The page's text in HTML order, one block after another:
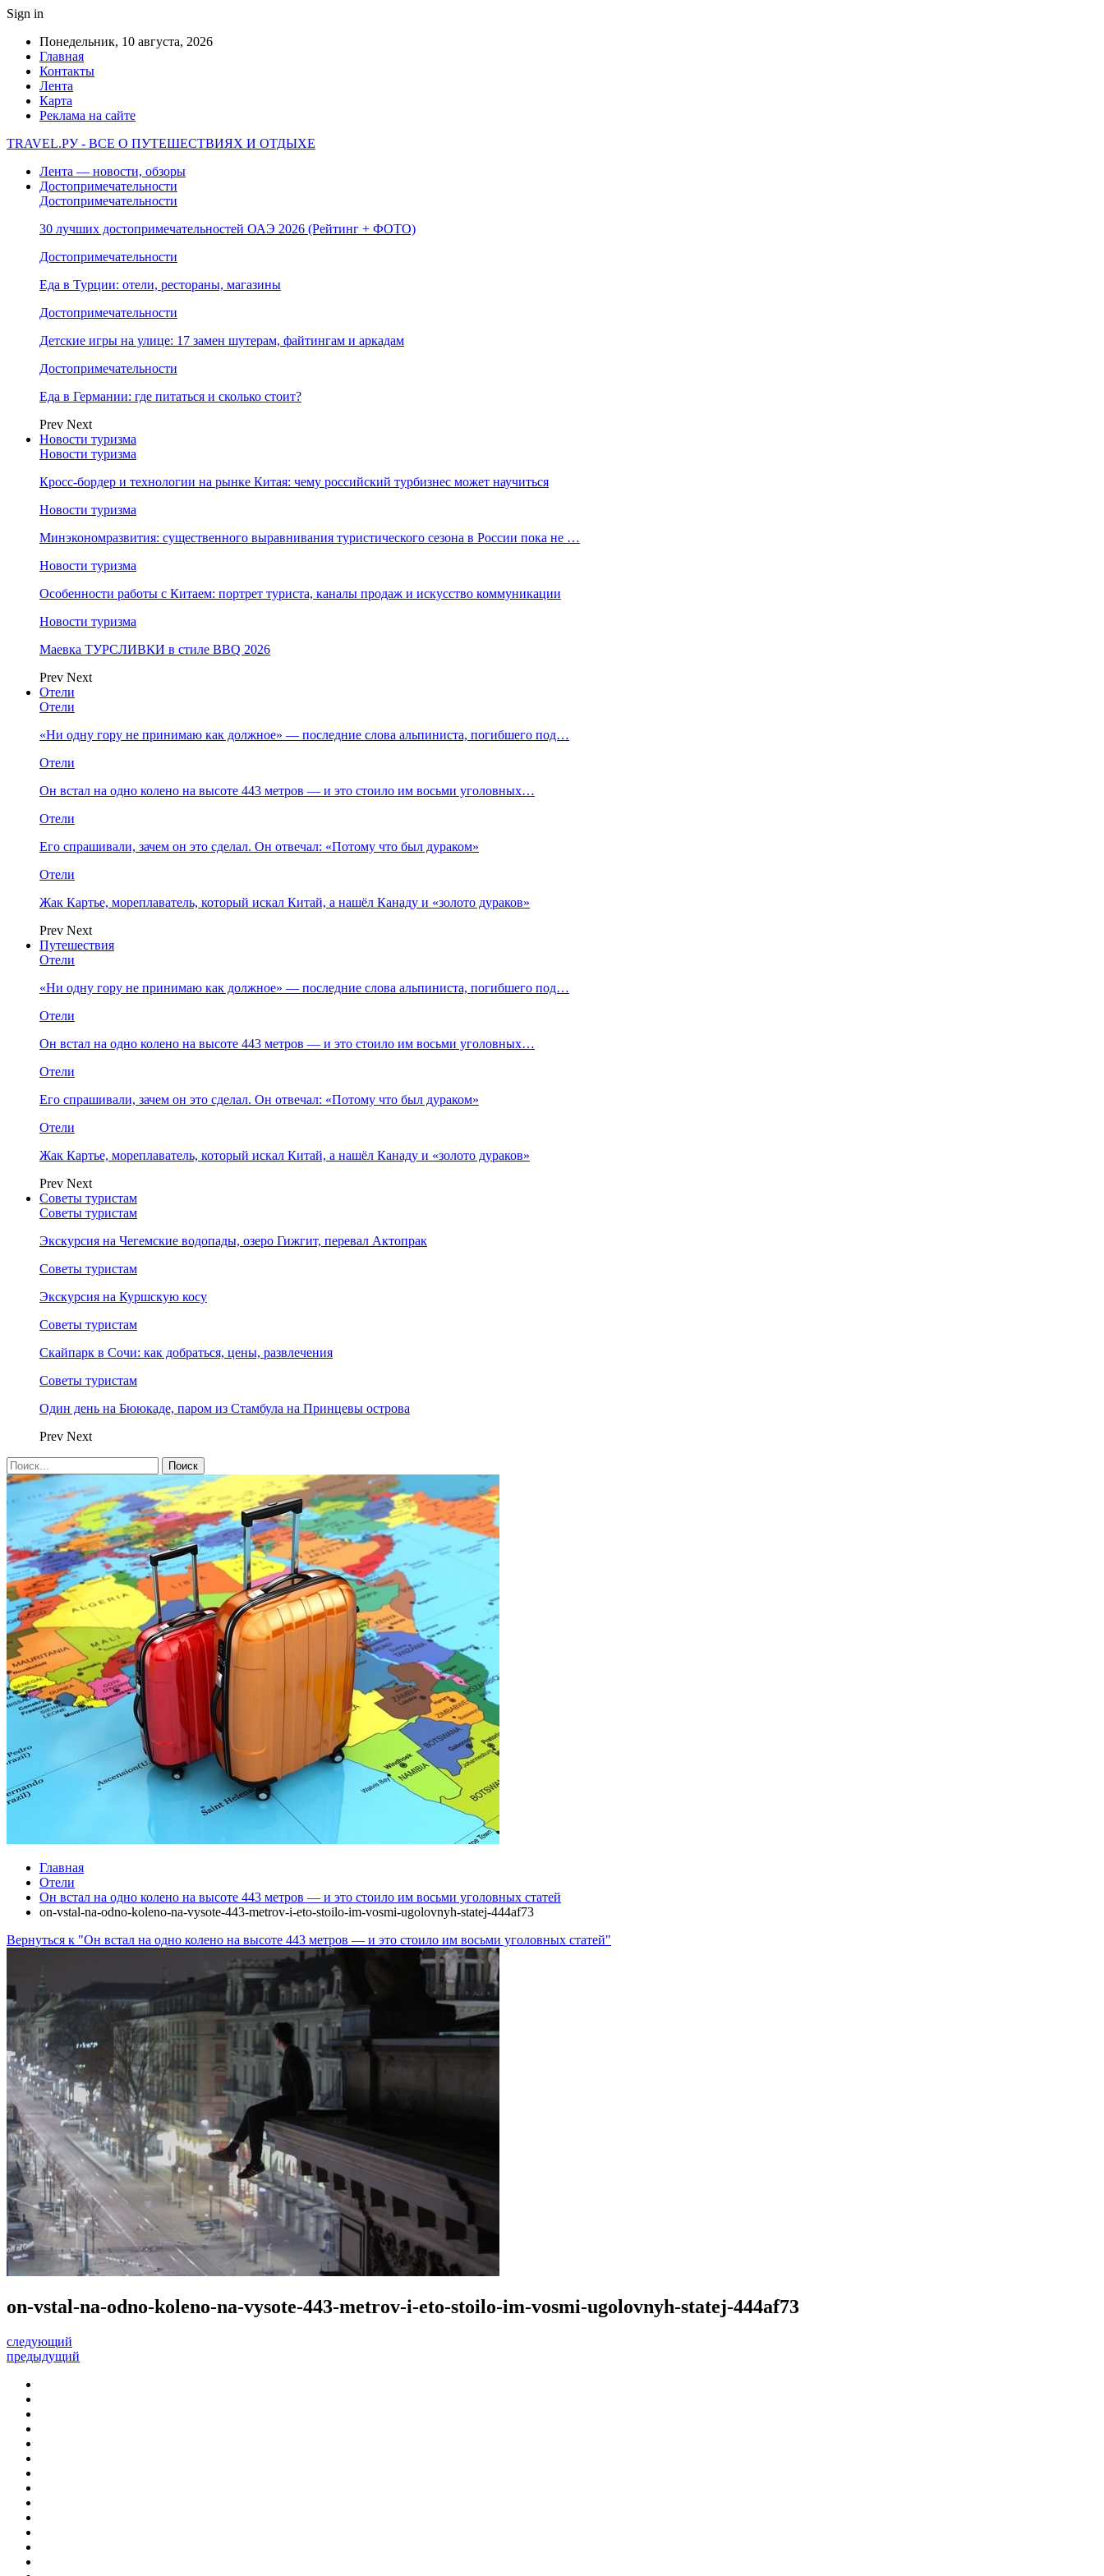
Sign in
Понедельник, 10 августа, 2026
Главная
Контакты
Лента
Карта
Реклама на сайте
TRAVEL.РУ - ВСЕ О ПУТЕШЕСТВИЯХ И ОТДЫХЕ
Лента — новости, обзоры
Достопримечательности
Достопримечательности
30 лучших достопримечательностей ОАЭ 2026 (Рейтинг + ФОТО)
Достопримечательности
Еда в Турции: отели, рестораны, магазины
Достопримечательности
Детские игры на улице: 17 замен шутерам, файтингам и аркадам
Достопримечательности
Еда в Германии: где питаться и сколько стоит?
Prev Next
Новости туризма
Новости туризма
Кросс-бордер и технологии на рынке Китая: чему российский турбизнес может научиться
Новости туризма
Минэкономразвития: существенного выравнивания туристического сезона в России пока не …
Новости туризма
Особенности работы с Китаем: портрет туриста, каналы продаж и искусство коммуникации
Новости туризма
Маевка ТУРСЛИВКИ в стиле BBQ 2026
Prev Next
Отели
Отели
«Ни одну гору не принимаю как должное» — последние слова альпиниста, погибшего под…
Отели
Он встал на одно колено на высоте 443 метров — и это стоило им восьми уголовных…
Отели
Его спрашивали, зачем он это сделал. Он отвечал: «Потому что был дураком»
Отели
Жак Картье, мореплаватель, который искал Китай, а нашёл Канаду и «золото дураков»
Prev Next
Путешествия
Отели
«Ни одну гору не принимаю как должное» — последние слова альпиниста, погибшего под…
Отели
Он встал на одно колено на высоте 443 метров — и это стоило им восьми уголовных…
Отели
Его спрашивали, зачем он это сделал. Он отвечал: «Потому что был дураком»
Отели
Жак Картье, мореплаватель, который искал Китай, а нашёл Канаду и «золото дураков»
Prev Next
Советы туристам
Советы туристам
Экскурсия на Чегемские водопады, озеро Гижгит, перевал Актопрак
Советы туристам
Экскурсия на Куршскую косу
Советы туристам
Скайпарк в Сочи: как добраться, цены, развлечения
Советы туристам
Один день на Бююкаде, паром из Стамбула на Принцевы острова
Prev Next
Главная
Отели
Он встал на одно колено на высоте 443 метров — и это стоило им восьми уголовных статей
on-vstal-na-odno-koleno-na-vysote-443-metrov-i-eto-stoilo-im-vosmi-ugolovnyh-statej-444af73
Вернуться к "Он встал на одно колено на высоте 443 метров — и это стоило им восьми уголовных статей"
on-vstal-na-odno-koleno-na-vysote-443-metrov-i-eto-stoilo-im-vosmi-ugolovnyh-statej-444af73
следующий
предыдущий